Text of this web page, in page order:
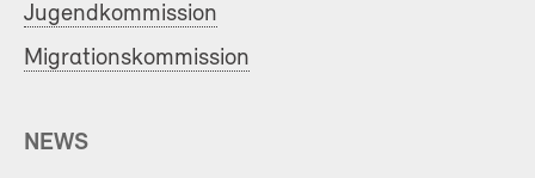
Jugendkommission
Migrationskommission
NEWS